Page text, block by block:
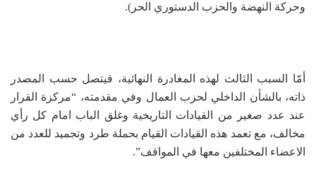
وحركة النهضة والحزب الدستوري الحر).
أمّا السبب الثالث لهذه المغادرة النهائية، فيتصل حسب المصدر
ذاته، بالشأن الداخلي لحزب العمال وفي مقدمته، “مركزة القرار
عند عدد صغير من القيادات التاريخية وغلق الباب امام كل رأي
مخالف، مع تعمد هذه القيادات القيام بحملة طرد وتجميد للعدد من
الاعضاء المختلفين معها في المواقف”.